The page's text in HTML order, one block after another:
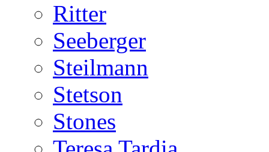
Ritter
Seeberger
Steilmann
Stetson
Stones